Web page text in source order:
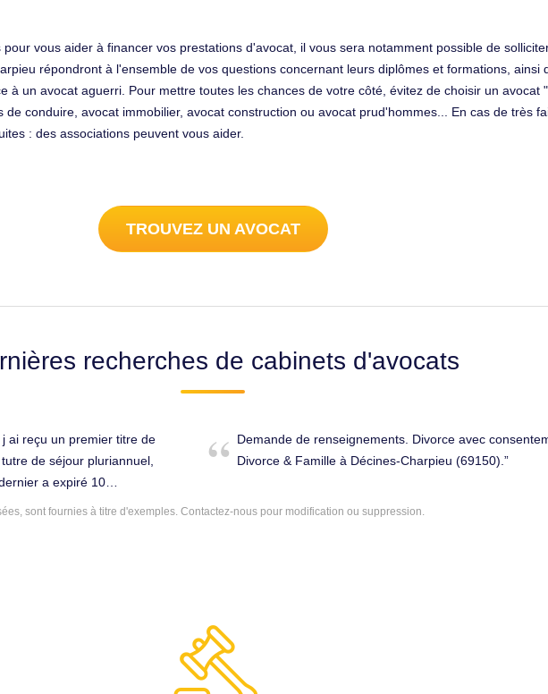
vous aider à financer vos prestations d'avocat, il vous sera notamment possible de
répondront à l'ensemble de vos questions concernant leurs diplômes et formations, ainsi
à un avocat aguerri. Pour mettre toutes les chances de votre côté, évitez de choisir un avocat
conduire, avocat immobilier, avocat construction ou avocat prud'hommes... En cas de très
: des associations peuvent vous aider.
TROUVEZ UN AVOCAT
recherches de cabinets d'avocats
ai reçu un premier titre de
de séjour pluriannuel,
a expiré 10
résidence depuis 21
Demande de renseignements. Divorce avec
Divorce & Famille à Décines-Charpieu (69150).
sont fournies à titre d'exemples. Contactez-nous pour modification ou suppression.